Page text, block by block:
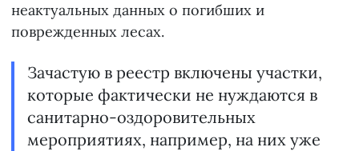
неактуальных данных о погибших и
поврежденных лесах.
Зачастую в реестр включены участки,
которые фактически не нуждаются в
санитарно-оздоровительных
мероприятиях, например, на них уже